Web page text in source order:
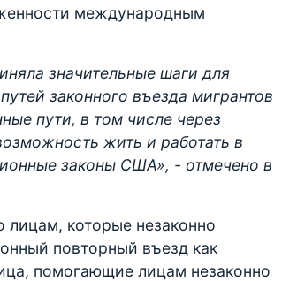
международным
значительные шаги для
законного въезда мигрантов
пути, в том числе через
жить и работать в
законы США», - отмечено в
лицам, которые незаконно
повторный въезд как
помогающие лицам незаконно